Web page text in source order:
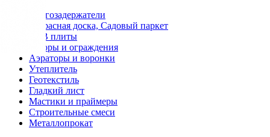
Снегозадержатели
Террасная доска, Садовый паркет
OSB плиты
Заборы и ограждения
Аэраторы и воронки
Утеплитель
Геотекстиль
Гладкий лист
Мастики и праймеры
Строительные смеси
Металлопрокат